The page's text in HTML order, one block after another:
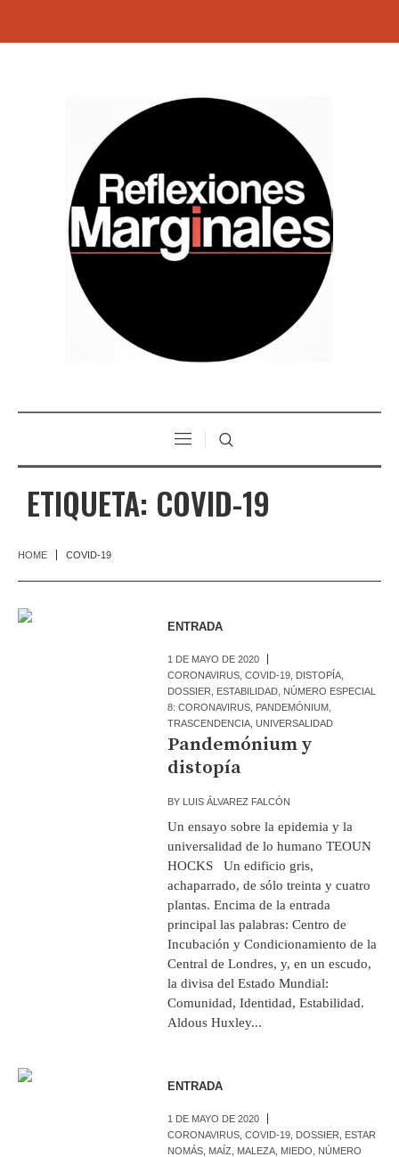
ETIQUETA: COVID-19
HOME COVID-19
ENTRADA
1 DE MAYO DE 2020
CORONAVIRUS ,COVID-19 DISTOPÍA
DOSSIER
ESTABILIDAD NÚMERO ESPECIAL
8: CORONAVIRUS PANDEMÓNIUM
TRASCENDENCIA ,UNIVERSALIDAD
Pandemónium y
distopía
BY LUIS ÁLVAREZ FALCÓN
Un ensayo sobre la epidemia y la
universalidad de lo humano TEOUN
HOCKS Un edificio gris,
achaparrado, de sólo treinta y cuatro
plantas. Encima de la entrada
principal las palabras: Centro de
Incubación y Condicionamiento de la
Central de Londres, y, en un escudo,
la divisa del Estado Mundial:
Comunidad, Identidad, Estabilidad.
Aldous Huxley...
ENTRADA
1 DE MAYO DE 2020
CORONAVIRUS ,COVID-19 DOSSIER
ESTAR
NOMÁS MAÍZ MALEZA MIEDO
NÚMERO